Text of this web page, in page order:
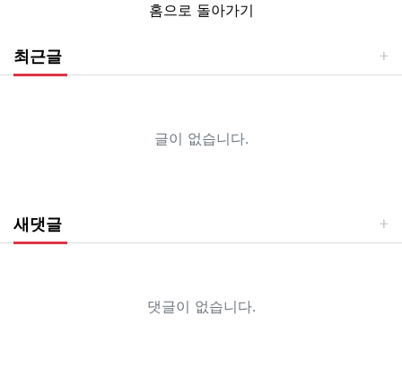
홈으로 돌아가기
최근글
글이 없습니다.
새댓글
댓글이 없습니다.